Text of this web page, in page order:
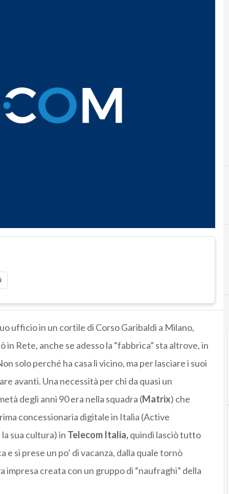
ufficio in un cortile di Corso Garibaldi a Milano,
Rete, anche se adesso la “fabbrica” sta altrove, in
solo perché ha casa lì vicino, ma per lasciare i suoi
avanti. Una necessità per chi da quasi un
degli anni 90 era nella squadra (Matrix) che
concessionaria digitale in Italia (Active
sua cultura) in Telecom Italia,quindi lasciò tutto
si prese un po’ di vacanza, dalla quale tornò
impresa creata con un gruppo di “naufraghi” della